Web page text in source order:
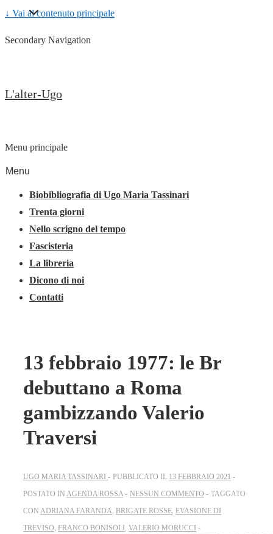
↓ Vai al contenuto principale
Secondary Navigation
L'alter-Ugo
Menu principale
Menu
Biobibliografia di Ugo Maria Tassinari
Trenta giorni
Nello scrigno del tempo
Fascisteria
La libreria
Dicono di noi
Contatti
13 febbraio 1977: le Br
debuttano a Roma
gambizzando Valerio
Traversi
UGO MARIA TASSINARI PUBBLICATO IL 13 FEBBRAIO 2021
POSTATO IN AGENDA ROSSA NESSUN COMMENTO
TAGGATO
CON ADRIANA FARANDA BRIGATE ROSSE EVASIONE DI
TREVISO FRANCO BONISOLI VALERIO MORUCCI